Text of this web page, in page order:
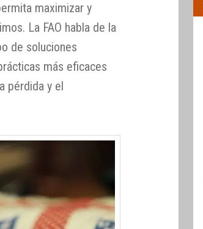
maximizar y
La FAO habla de la
de soluciones
más eficaces
pérdida y el